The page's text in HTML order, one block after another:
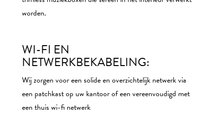
worden.
WI-FI EN
NETWERKBEKABELING:
Wij zorgen voor een solide en overzichtelijk netwerk via
een patchkast op uw kantoor of een vereenvoudigd met
een thuis wi-fi netwerk